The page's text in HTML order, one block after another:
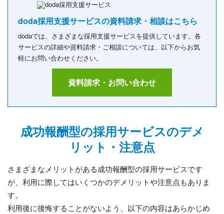
doda採用支援サービスの資料請求・相談はこちら
dodaでは、さまざまな採用支援サービスを提供しています。各
サービスの詳細や資料請求・ご相談については、以下からお気
軽にお問い合わせください。
資料請求・お問い合わせ
成功報酬型の採用サービスのデメ
リット・注意点
さまざまなメリットがある成功報酬型の採用サービスです
が、利用に際してはいくつかのデメリットや注意点もありま
す。
利用後に後悔することがないよう、以下の内容はあらかじめ